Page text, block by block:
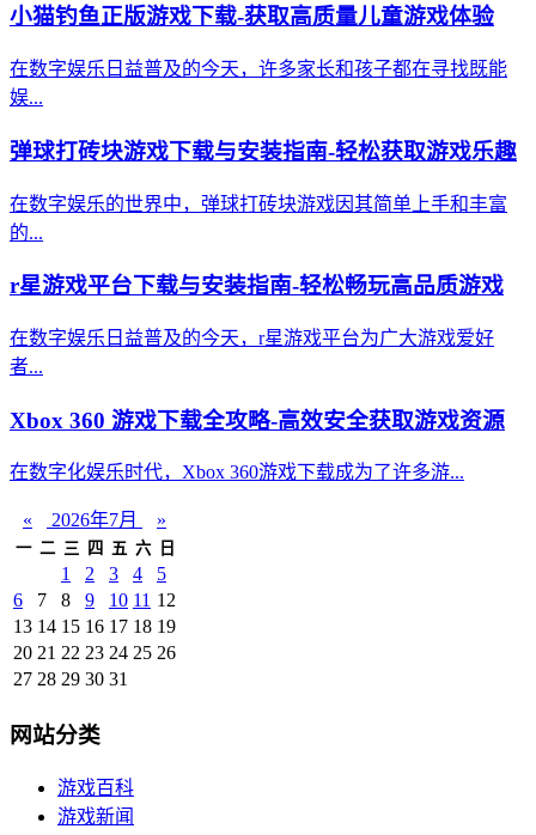
小猫钓鱼正版游戏下载-获取高质量儿童游戏体验
在数字娱乐日益普及的今天，许多家长和孩子都在寻找既能
娱...
弹球打砖块游戏下载与安装指南-轻松获取游戏乐趣
在数字娱乐的世界中，弹球打砖块游戏因其简单上手和丰富
的...
r星游戏平台下载与安装指南-轻松畅玩高品质游戏
在数字娱乐日益普及的今天，r星游戏平台为广大游戏爱好
者...
Xbox 360 游戏下载全攻略-高效安全获取游戏资源
在数字化娱乐时代，Xbox 360游戏下载成为了许多游...
« 2026年7月 »
一 二 三 四 五 六 日
1 2 3 4
5
6
7 8 9 10 11 12
13 14 15 16 17 18 19
20 21 22 23 24 25 26
27 28 29 30 31
网站分类
游戏百科
游戏新闻